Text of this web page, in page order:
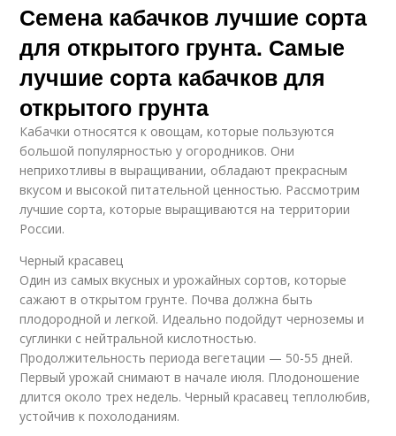
Семена кабачков лучшие сорта
для открытого грунта. Самые
лучшие сорта кабачков для
открытого грунта
Кабачки относятся к овощам, которые пользуются
большой популярностью у огородников. Они
неприхотливы в выращивании, обладают прекрасным
вкусом и высокой питательной ценностью. Рассмотрим
лучшие сорта, которые выращиваются на территории
России.
Черный красавец
Один из самых вкусных и урожайных сортов, которые
сажают в открытом грунте. Почва должна быть
плодородной и легкой. Идеально подойдут черноземы и
суглинки с нейтральной кислотностью.
Продолжительность периода вегетации — 50-55 дней.
Первый урожай снимают в начале июля. Плодоношение
длится около трех недель. Черный красавец теплолюбив,
устойчив к похолоданиям.